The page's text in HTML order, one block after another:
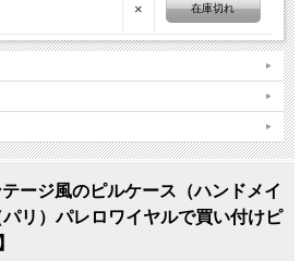
× 在庫切れ
テージ風のピルケース（ハンドメイ
パリ）パレロワイヤルで買い付けピ